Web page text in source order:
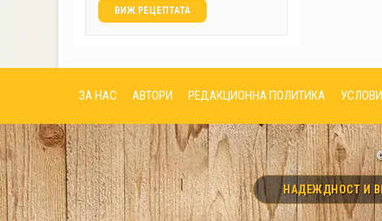
ВИЖ РЕЦЕПТАТА
ЗА НАС АВТОРИ РЕДАКЦИОННА ПОЛИТИКА
НАДЕЖДНОСТ И